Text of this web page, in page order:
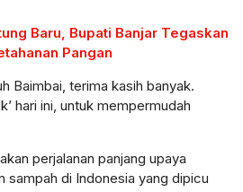
Baru, Bupati Banjar Tegaskan
Pangan
Baimbai, terima kasih banyak.
hari ini, untuk mempermudah
perjalanan panjang upaya
sampah di Indonesia yang dipicu